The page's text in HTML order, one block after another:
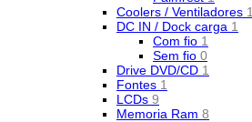
Coolers / Ventiladores 1
DC IN / Dock carga 1
Com fio 1
Sem fio 0
Drive DVD/CD 1
Fontes 1
LCDs 9
Memoria Ram 8